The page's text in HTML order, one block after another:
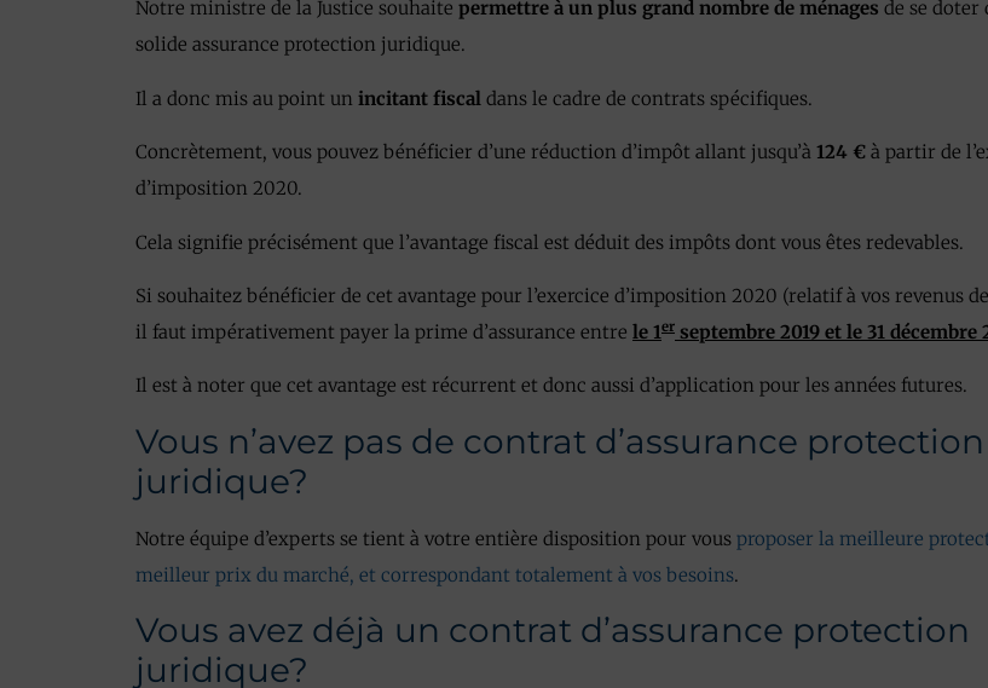
Notre ministre de la Justice souhaite permettre à un plus grand nombre de ménages de se doter
solide assurance protection juridique.
Il a donc mis au point un incitant fiscal dans le cadre de contrats spécifiques.
Concrètement, vous pouvez bénéficier d’une réduction d’impôt allant jusqu’à 124 € à partir de
d’imposition 2020.
Cela signifie précisément que l’avantage fiscal est déduit des impôts dont vous êtes redevables.
Si souhaitez bénéficier de cet avantage pour l’exercice d’imposition 2020 (relatif à vos revenus de
il faut impérativement payer la prime d’assurance entre le 1er septembre 2019 et le 31 décembre
Il est à noter que cet avantage est récurrent et donc aussi d’application pour les années futures.
Vous n’avez pas de contrat d’assurance protection
juridique?
Notre équipe d’experts se tient à votre entière disposition pour vous proposer la meilleure
meilleur prix du marché, et correspondant totalement à vos besoins.
Vous avez déjà un contrat d’assurance protection
juridique?